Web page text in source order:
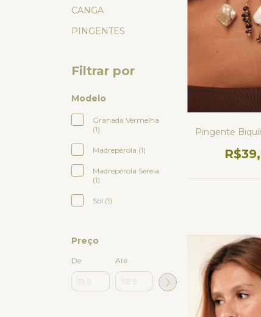
CANGA
PINGENTES
Filtrar por
Modelo
Granada Vermelha
(1)
Madrepérola (1)
Madrepérola Sereia
(1)
Sol (1)
Preço
De Até
Pingente